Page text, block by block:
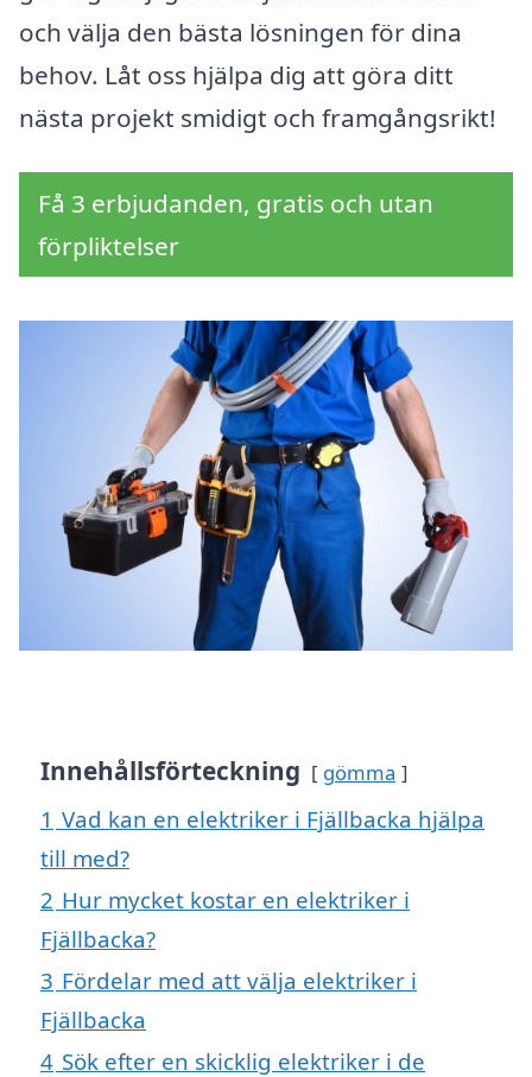
och välja den bästa lösningen för dina
behov. Låt oss hjälpa dig att göra ditt
nästa projekt smidigt och framgångsrikt!
Få 3 erbjudanden, gratis och utan
förpliktelser
Innehållsförteckning gömma
1 Vad kan en elektriker i Fjällbacka hjälpa
till med?
2 Hur mycket kostar en elektriker i
Fjällbacka?
3 Fördelar med att välja elektriker i
Fjällbacka
4 Sök efter en skicklig elektriker i de